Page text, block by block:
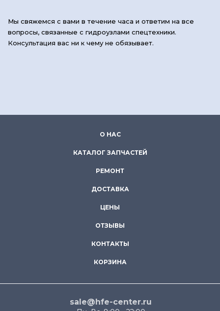
Мы свяжемся с вами в течение часа и ответим на все
вопросы, связанные с гидроузлами спецтехники.
Консультация вас ни к чему не обязывает.
О НАС
КАТАЛОГ ЗАПЧАСТЕЙ
РЕМОНТ
ДОСТАВКА
ЦЕНЫ
ОТЗЫВЫ
КОНТАКТЫ
КОРЗИНА
sale@hfe-center.ru